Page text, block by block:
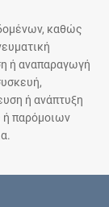
καθώς
ή αναπαραγωγή
ή ανάπτυξη
ή παρόμοιων